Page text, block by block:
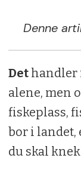
Denne
Dethandler
alene, men
fiskeplass,
bor i landet,
du skal